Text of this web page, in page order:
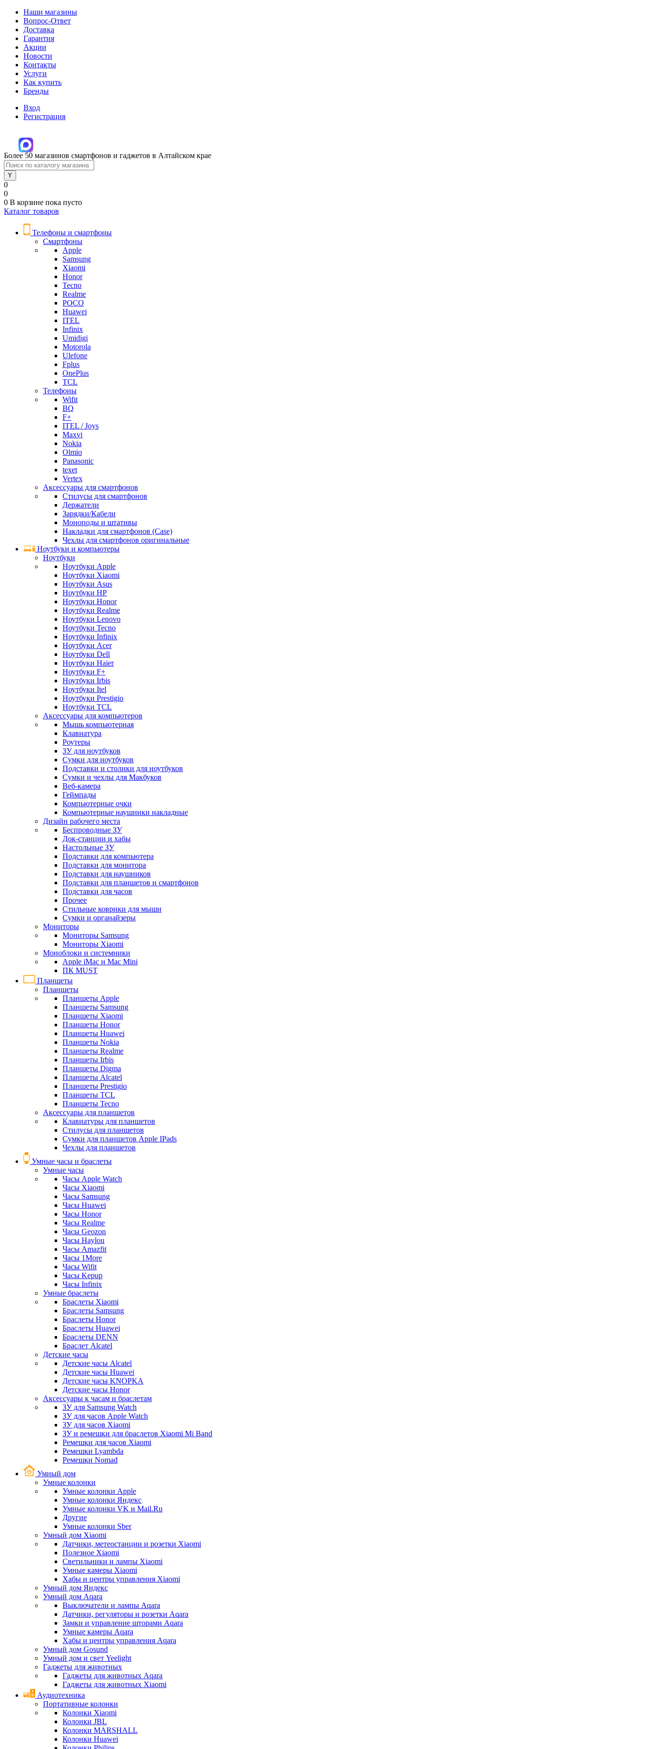
Наши магазины
Вопрос-Ответ
Доставка
Гарантия
Акции
Новости
Контакты
Услуги
Как купить
Бренды
Вход
Регистрация
Более 50 магазинов смартфонов и гаджетов в Алтайском крае
0
0
0 В корзине пока пусто
Каталог товаров
Телефоны и смартфоны
Смартфоны
Apple
Samsung
Xiaomi
Honor
Tecno
Realme
POCO
Huawei
ITEL
Infinix
Umidigi
Motorola
Ulefone
Fplus
OnePlus
TCL
Телефоны
Wifit
BQ
F+
ITEL / Joys
Maxvi
Nokia
Olmio
Panasonic
texet
Vertex
Аксессуары для смартфонов
Стилусы для смартфонов
Держатели
Зарядки/Кабели
Моноподы и штативы
Накладки для смартфонов (Case)
Чехлы для смартфонов оригинальные
Ноутбуки и компьютеры
Ноутбуки
Ноутбуки Apple
Ноутбуки Xiaomi
Ноутбуки Asus
Ноутбуки HP
Ноутбуки Honor
Ноутбуки Realme
Ноутбуки Lenovo
Ноутбуки Tecno
Ноутбуки Infinix
Ноутбуки Acer
Ноутбуки Dell
Ноутбуки Haier
Ноутбуки F+
Ноутбуки Irbis
Ноутбуки Itel
Ноутбуки Prestigio
Ноутбуки TCL
Аксессуары для компьютеров
Мышь компьютерная
Клавиатура
Роутеры
ЗУ для ноутбуков
Сумки для ноутбуков
Подставки и столики для ноутбуков
Сумки и чехлы для Макбуков
Веб-камера
Геймпады
Компьютерные очки
Компьютерные наушники накладные
Дизайн рабочего места
Беспроводные ЗУ
Док-станции и хабы
Настольные ЗУ
Подставки для компьютера
Подставки для монитора
Подставки для наушников
Подставки для планшетов и смартфонов
Подставки для часов
Прочее
Стильные коврики для мыши
Сумки и органайзеры
Мониторы
Мониторы Samsung
Мониторы Xiaomi
Моноблоки и системники
Apple iMac и Mac Mini
ПК MUST
Планшеты
Планшеты
Планшеты Apple
Планшеты Samsung
Планшеты Xiaomi
Планшеты Honor
Планшеты Huawei
Планшеты Nokia
Планшеты Realme
Планшеты Irbis
Планшеты Digma
Планшеты Alcatel
Планшеты Prestigio
Планшеты TCL
Планшеты Tecno
Аксессуары для планшетов
Клавиатуры для планшетов
Стилусы для планшетов
Сумки для планшетов Apple IPads
Чехлы для планшетов
Умные часы и браслеты
Умные часы
Часы Apple Watch
Часы Xiaomi
Часы Samsung
Часы Huawei
Часы Honor
Часы Realme
Часы Geozon
Часы Haylou
Часы Amazfit
Часы 1More
Часы Wifit
Часы Kepup
Часы Infinix
Умные браслеты
Браслеты Xiaomi
Браслеты Samsung
Браслеты Honor
Браслеты Huawei
Браслеты DENN
Браслет Alcatel
Детские часы
Детские часы Alcatel
Детские часы Huawei
Детские часы KNOPKA
Детские часы Honor
Аксессуары к часам и браслетам
ЗУ для Samsung Watch
ЗУ для часов Apple Watch
ЗУ для часов Xiaomi
ЗУ и ремешки для браслетов Xiaomi Mi Band
Ремешки для часов Xiaomi
Ремешки Lyambda
Ремешки Nomad
Умный дом
Умные колонки
Умные колонки Apple
Умные колонки Яндекс
Умные колонки VK и Mail.Ru
Другие
Умные колонки Sber
Умный дом Xiaomi
Датчики, метеостанции и розетки Xiaomi
Полезное Xiaomi
Светильники и лампы Xiaomi
Умные камеры Xiaomi
Хабы и центры управления Xiaomi
Умный дом Яндекс
Умный дом Aqara
Выключатели и лампы Aqara
Датчики, регуляторы и розетки Aqara
Замки и управление шторами Aqara
Умные камеры Aqara
Хабы и центры управления Aqara
Умный дом Gosund
Умный дом и свет Yeelight
Гаджеты для животных
Гаджеты для животных Aqara
Гаджеты для животных Xiaomi
Аудиотехника
Портативные колонки
Колонки Xiaomi
Колонки JBL
Колонки MARSHALL
Колонки Huawei